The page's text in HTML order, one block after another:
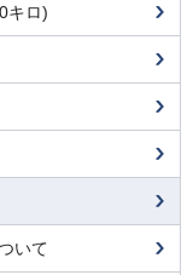
キロ)
いて